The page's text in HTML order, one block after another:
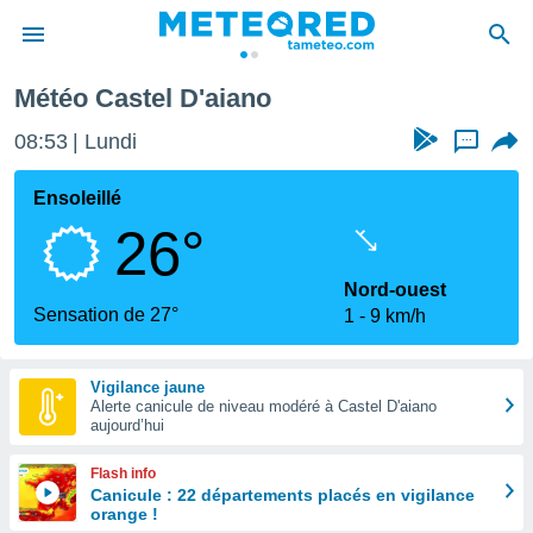
de
Météo Castel D'aiano
08:53 Lundi ...
Ensoleillé
26°
Sensation de 27°
Nord-ouest
1
9 km/h
Vigilance jaune
Alerte canicule de niveau modéré à Castel D'aiano
aujourd’hui
Flash info
Canicule : 22 départements placés en vigilance
orange !